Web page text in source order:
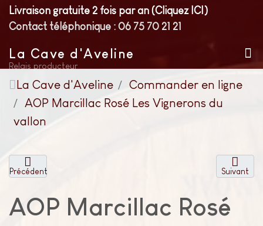
Livraison gratuite 2 fois par an (Cliquez ICI)
Contact téléphonique : 06 75 70 21 21
La Cave d'Aveline
Relais producteur
La Cave d'Aveline
Commander en ligne
AOP Marcillac Rosé Les Vignerons du
vallon
Précédent Suivant
AOP Marcillac Rosé